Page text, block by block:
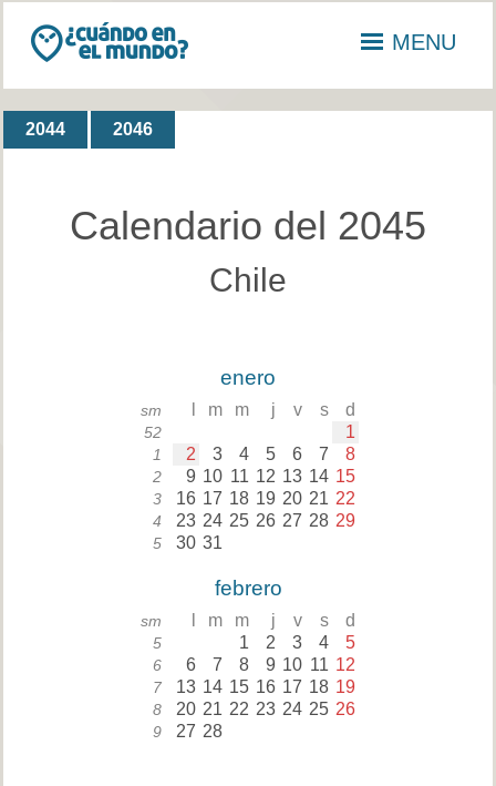
MENU
2044 2046
Calendario del 2045
Chile
enero
sm m m j v s d
52 1
1 2 3 4 5 6 7 8
2 9 10 11 12 13 14 15
3 16 17 18 19 20 21 22
4 23 24 25 26 27 28 29
5 30 31
febrero
sm m m j v s d
5 1 2 3 4 5
6 6 7 8 9 10 11 12
7 13 14 15 16 17 18 19
8 20 21 22 23 24 25 26
9 27 28